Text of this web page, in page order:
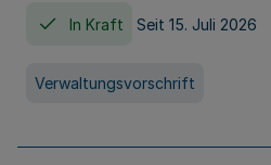
In Kraft Seit 15. Juli 2026
Verwaltungsvorschrift